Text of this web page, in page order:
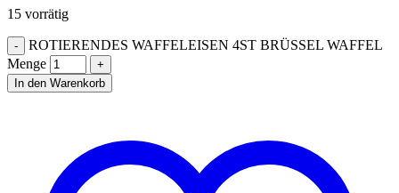
15 vorrätig
ROTIERENDES WAFFELEISEN 4ST BRÜSSEL WAFFEL
Menge
In den Warenkorb